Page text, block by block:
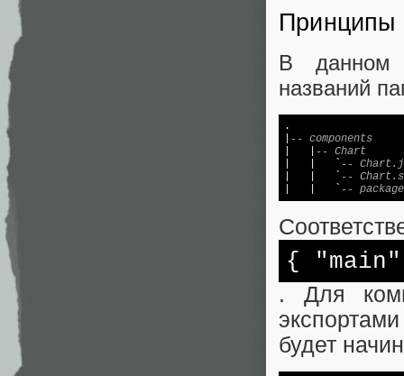
Принципы
В данном
названий
.
-- components
-- Chart
--
--
--
{ "main"
. Для
будет